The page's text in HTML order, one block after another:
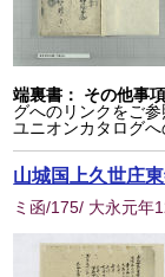
端裏書： その他事項
グへのリンクをご参
ユニオンカタログへ
山城国上久世庄
ミ函/175/ 大永元年